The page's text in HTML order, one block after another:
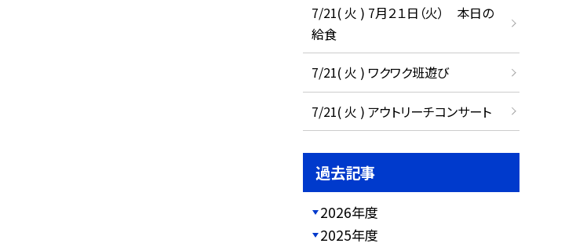
7/21( 火 ) 7月２１日（火） 本日の
給食
7/21( 火 ) ワクワク班遊び
7/21( 火 ) アウトリーチコンサート
過去記事
2026年度
2025年度